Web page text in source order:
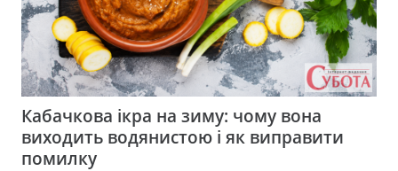
Кабачкова ікра на зиму: чому вона
виходить водянистою і як виправити
помилку